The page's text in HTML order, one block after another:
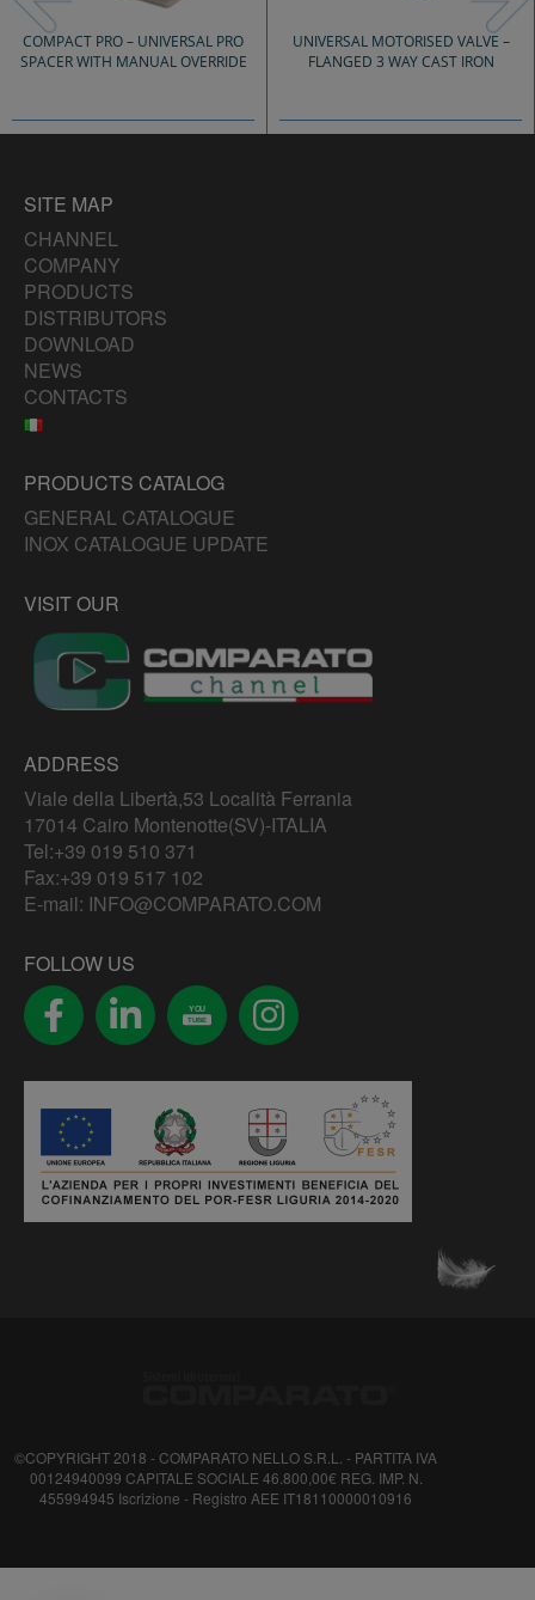
COMPACT PRO – UNIVERSAL PRO
SPACER WITH MANUAL OVERRIDE
UNIVERSAL MOTORISED VALVE –
FLANGED 3 WAY CAST IRON
SITE MAP
CHANNEL
COMPANY
PRODUCTS
DISTRIBUTORS
DOWNLOAD
NEWS
CONTACTS
PRODUCTS CATALOG
GENERAL CATALOGUE
INOX CATALOGUE UPDATE
VISIT OUR
ADDRESS
Viale della Libertà,53 Località Ferrania
17014 Cairo Montenotte(SV)-ITALIA
Tel:+39 019 510 371
Fax:+39 019 517 102
E-mail: INFO@COMPARATO.COM
FOLLOW US
YOU
TUBE
©COPYRIGHT 2018 - COMPARATO NELLO S.R.L. - PARTITA IVA
00124940099 CAPITALE SOCIALE 46.800,00€ REG. IMP. N.
455994945 Iscrizione - Registro AEE IT18110000010916